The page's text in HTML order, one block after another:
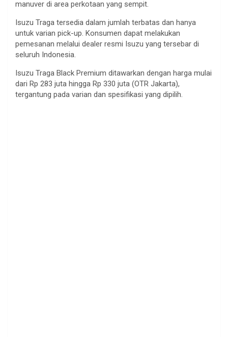
manuver di area perkotaan yang sempit.
Isuzu Traga tersedia dalam jumlah terbatas dan hanya
untuk varian pick-up. Konsumen dapat melakukan
pemesanan melalui dealer resmi Isuzu yang tersebar di
seluruh Indonesia.
Isuzu Traga Black Premium ditawarkan dengan harga mulai
dari Rp 283 juta hingga Rp 330 juta (OTR Jakarta),
tergantung pada varian dan spesifikasi yang dipilih.